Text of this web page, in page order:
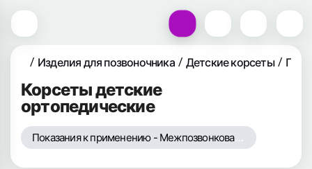
Изделия для позвоночника Детские корсеты При
Корсеты детские
ортопедические
Показания к применению - Межпозвонковая грыжа (протрузия)